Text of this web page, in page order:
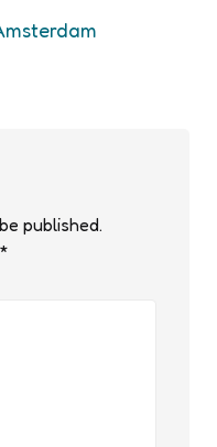
published.
*